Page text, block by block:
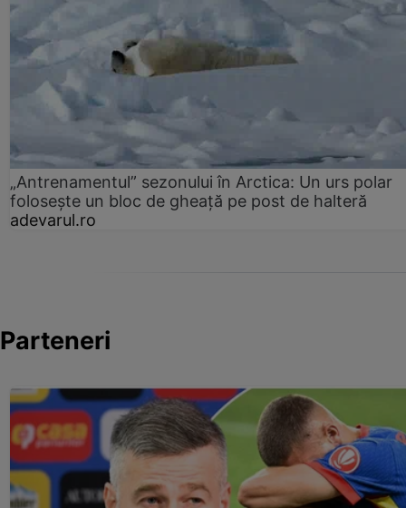
„Antrenamentul” sezonului în Arctica: Un urs polar
folosește un bloc de gheață pe post de halteră
adevarul.ro
Parteneri